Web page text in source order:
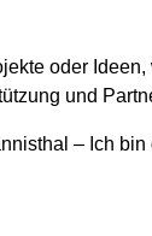
oder
und
– Ich